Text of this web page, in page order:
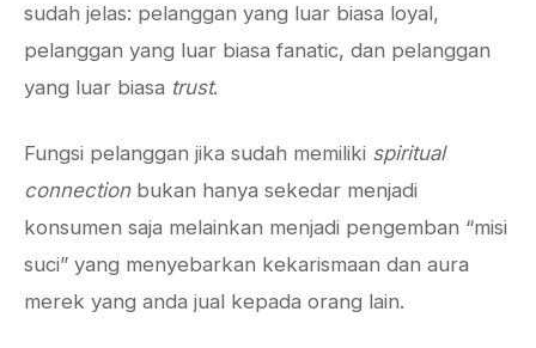
sudah jelas: pelanggan yang luar biasa loyal,
pelanggan yang luar biasa fanatic, dan pelanggan
yang luar biasa trust.
Fungsi pelanggan jika sudah memiliki spiritual
connection bukan hanya sekedar menjadi
konsumen saja melainkan menjadi pengemban “misi
suci” yang menyebarkan kekarismaan dan aura
merek yang anda jual kepada orang lain.